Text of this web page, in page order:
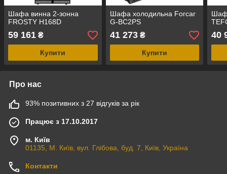
Шафа винна 2-зонна
FROSTY H168D
59 161 ₴
Купити
Шафа холодильна Forcar
G-BC2PS
41 273₴
Купити
40
Про нас
93% позитивних з 27 відгуків за рік
Працює з 17.10.2017
м. Київ
01135, М. Київ, вул. Глібова, буд. 7, Київ, Україна
Контакти